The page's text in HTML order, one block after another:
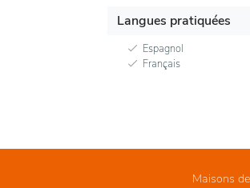
Langues pratiquées
Espagnol
Français
Maisons